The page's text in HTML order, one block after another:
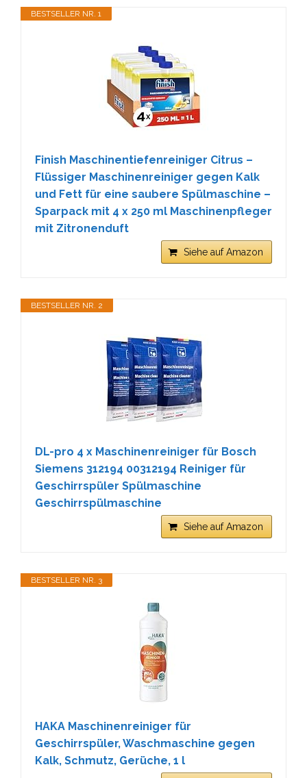
BESTSELLER NR. 1
Finish Maschinentiefenreiniger Citrus –
Flüssiger Maschinenreiniger gegen Kalk
und Fett für eine saubere Spülmaschine –
Sparpack mit 4 x 250 ml Maschinenpfleger
mit Zitronenduft
Siehe auf Amazon
BESTSELLER NR. 2
DL-pro 4 x Maschinenreiniger für Bosch
Siemens 312194 00312194 Reiniger für
Geschirrspüler Spülmaschine
Geschirrspülmaschine
Siehe auf Amazon
BESTSELLER NR. 3
HAKA Maschinenreiniger für
Geschirrspüler, Waschmaschine gegen
Kalk, Schmutz, Gerüche, 1 l